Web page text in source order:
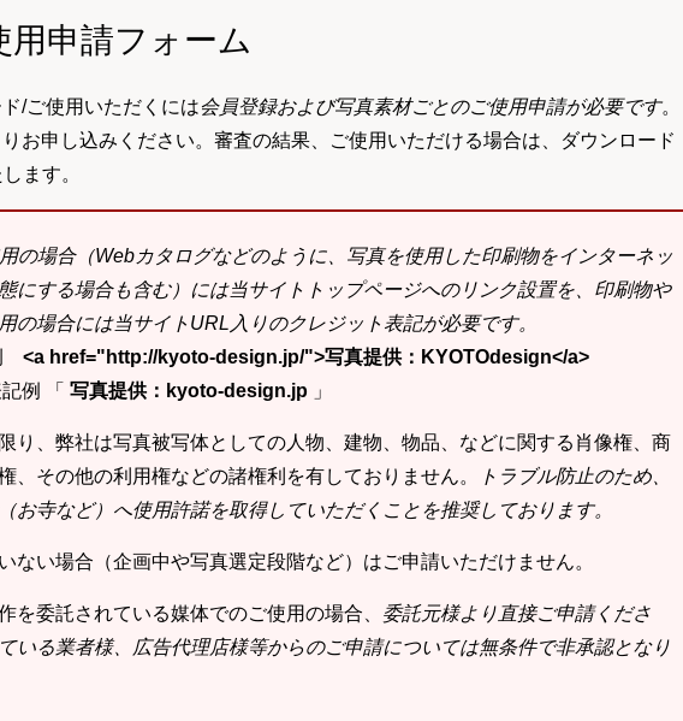
用申請フォーム
/ご使用いただくには会員登録および写真素材ごとのご使用申請が必要です。
お申し込みください。審査の結果、ご使用いただける場合は、ダウンロード
ます。
の場合（Webカタログなどのように、写真を使用した印刷物をインターネッ
にする場合も含む）には当サイトトップページへのリンク設置を、印刷物や
の場合には当サイトURL入りのクレジット表記が必要です。
<a href="http://kyoto-design.jp/">写真提供：KYOTOdesign</a>
例 「 写真提供：kyoto-design.jp 」
り、弊社は写真被写体としての人物、建物、物品、などに関する肖像権、商
、その他の利用権などの諸権利を有しておりません。
トラブル防止のため、
お寺など）へ使用許諾を取得していただくことを推奨しております。
ない場合（企画中や写真選定段階など）はご申請いただけません。
を委託されている媒体でのご使用の場合、 委託元様より直接ご申請くださ
いる業者様、広告代理店様等からのご申請については無条件で非承認となり